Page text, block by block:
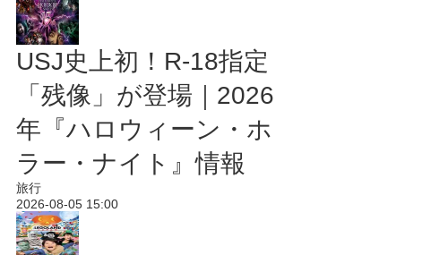
USJ史上初！R-18指定
「残像」が登場｜2026
年『ハロウィーン・ホ
ラー・ナイト』情報
旅行
2026-08-05 15:00